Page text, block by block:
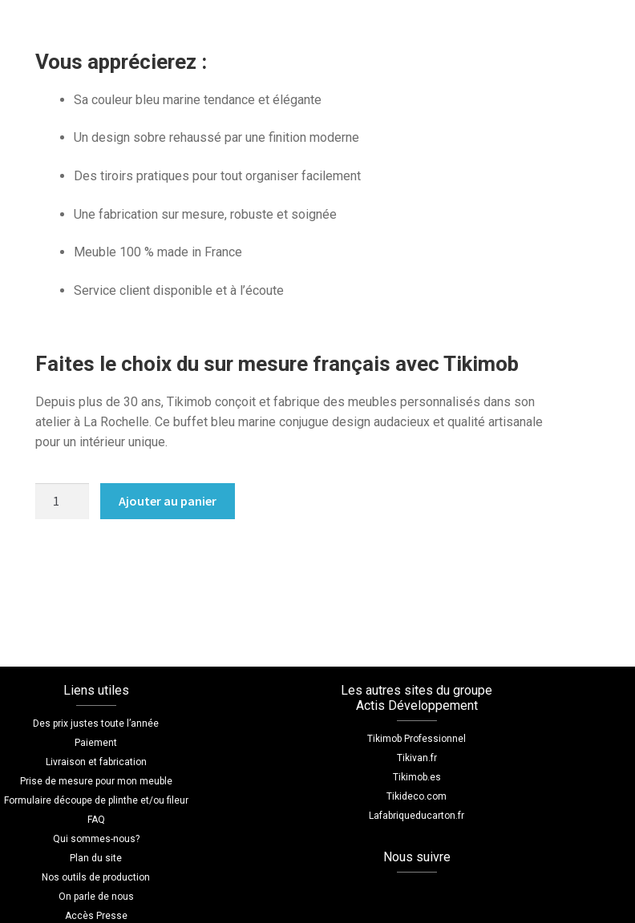
Vous apprécierez :
Sa couleur bleu marine tendance et élégante
Un design sobre rehaussé par une finition moderne
Des tiroirs pratiques pour tout organiser facilement
Une fabrication sur mesure, robuste et soignée
Meuble 100 % made in France
Service client disponible et à l’écoute
Faites le choix du sur mesure français avec Tikimob
Depuis plus de 30 ans, Tikimob conçoit et fabrique des meubles personnalisés dans son
atelier à La Rochelle. Ce buffet bleu marine conjugue design audacieux et qualité artisanale
pour un intérieur unique.
Ajouter au panier
Liens utiles
Des prix justes toute l’année
Paiement
Livraison et fabrication
Prise de mesure pour mon meuble
Formulaire découpe de plinthe et/ou fileur
FAQ
Qui sommes-nous?
Plan du site
Nos outils de production
On parle de nous
Accès Presse
Les autres sites du groupe
Actis Développement
Tikimob Professionnel
Tikivan.fr
Tikimob.es
Tikideco.com
Lafabriqueducarton.fr
Nous suivre